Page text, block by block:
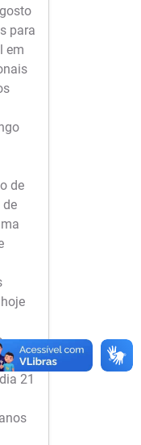
para
em
de
de
21